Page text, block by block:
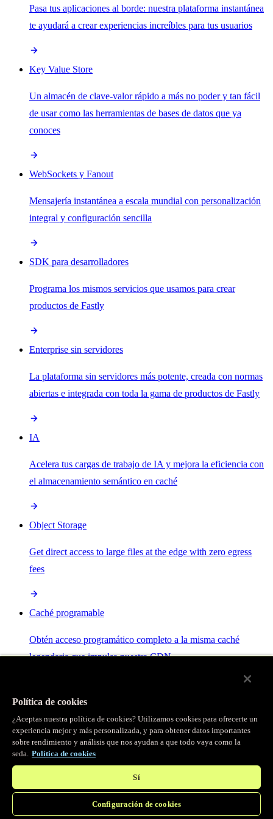
Pasa tus aplicaciones al borde: nuestra plataforma instantánea
te ayudará a crear experiencias increíbles para tus usuarios
Key Value Store
Un almacén de clave-valor rápido a más no poder y tan fácil
de usar como las herramientas de bases de datos que ya
conoces
WebSockets y Fanout
Mensajería instantánea a escala mundial con personalización
integral y configuración sencilla
SDK para desarrolladores
Programa los mismos servicios que usamos para crear
productos de Fastly
Enterprise sin servidores
La plataforma sin servidores más potente, creada con normas
abiertas e integrada con toda la gama de productos de Fastly
IA
Acelera tus cargas de trabajo de IA y mejora la eficiencia con
el almacenamiento semántico en caché
Object Storage
Get direct access to large files at the edge with zero egress
fees
Caché programable
Obtén acceso programático completo a la misma caché
legendaria que impulsa nuestra CDN.
Servidor MCP
Control por IA para tus servicios Fastly.
Política de cookies
¿Aceptas nuestra política de cookies? Utilizamos cookies para ofrecerte un
experiencia mejor y más personalizada, y para obtener datos importantes
sobre rendimiento y análisis que nos ayudan a que todo vaya como la
seda. Política de cookies
Sí
Configuración de cookies